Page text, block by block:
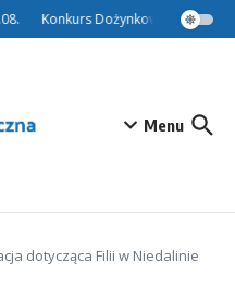
Konkurs Dożynkowy –
Menu
dotycząca Filii w Niedalinie